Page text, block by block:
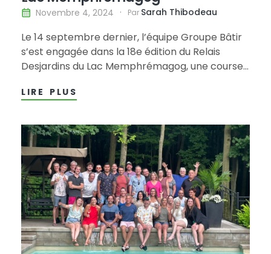
Novembre 4, 2024 Par Sarah Thibodeau
Le 14 septembre dernier, l’équipe Groupe Bâtir
s’est engagée dans la 18e édition du Relais
Desjardins du Lac Memphrémagog, une course
pour la Fondation Christian Vachon. Les
dénivelés avec courage et…
LIRE PLUS